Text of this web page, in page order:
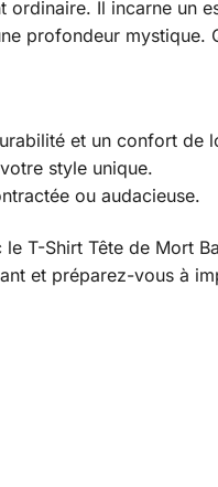
ordinaire. Il incarne
profondeur
et un confort de
style unique.
ou audacieuse.
T-Shirt Tête de Mort
et préparez-vous à